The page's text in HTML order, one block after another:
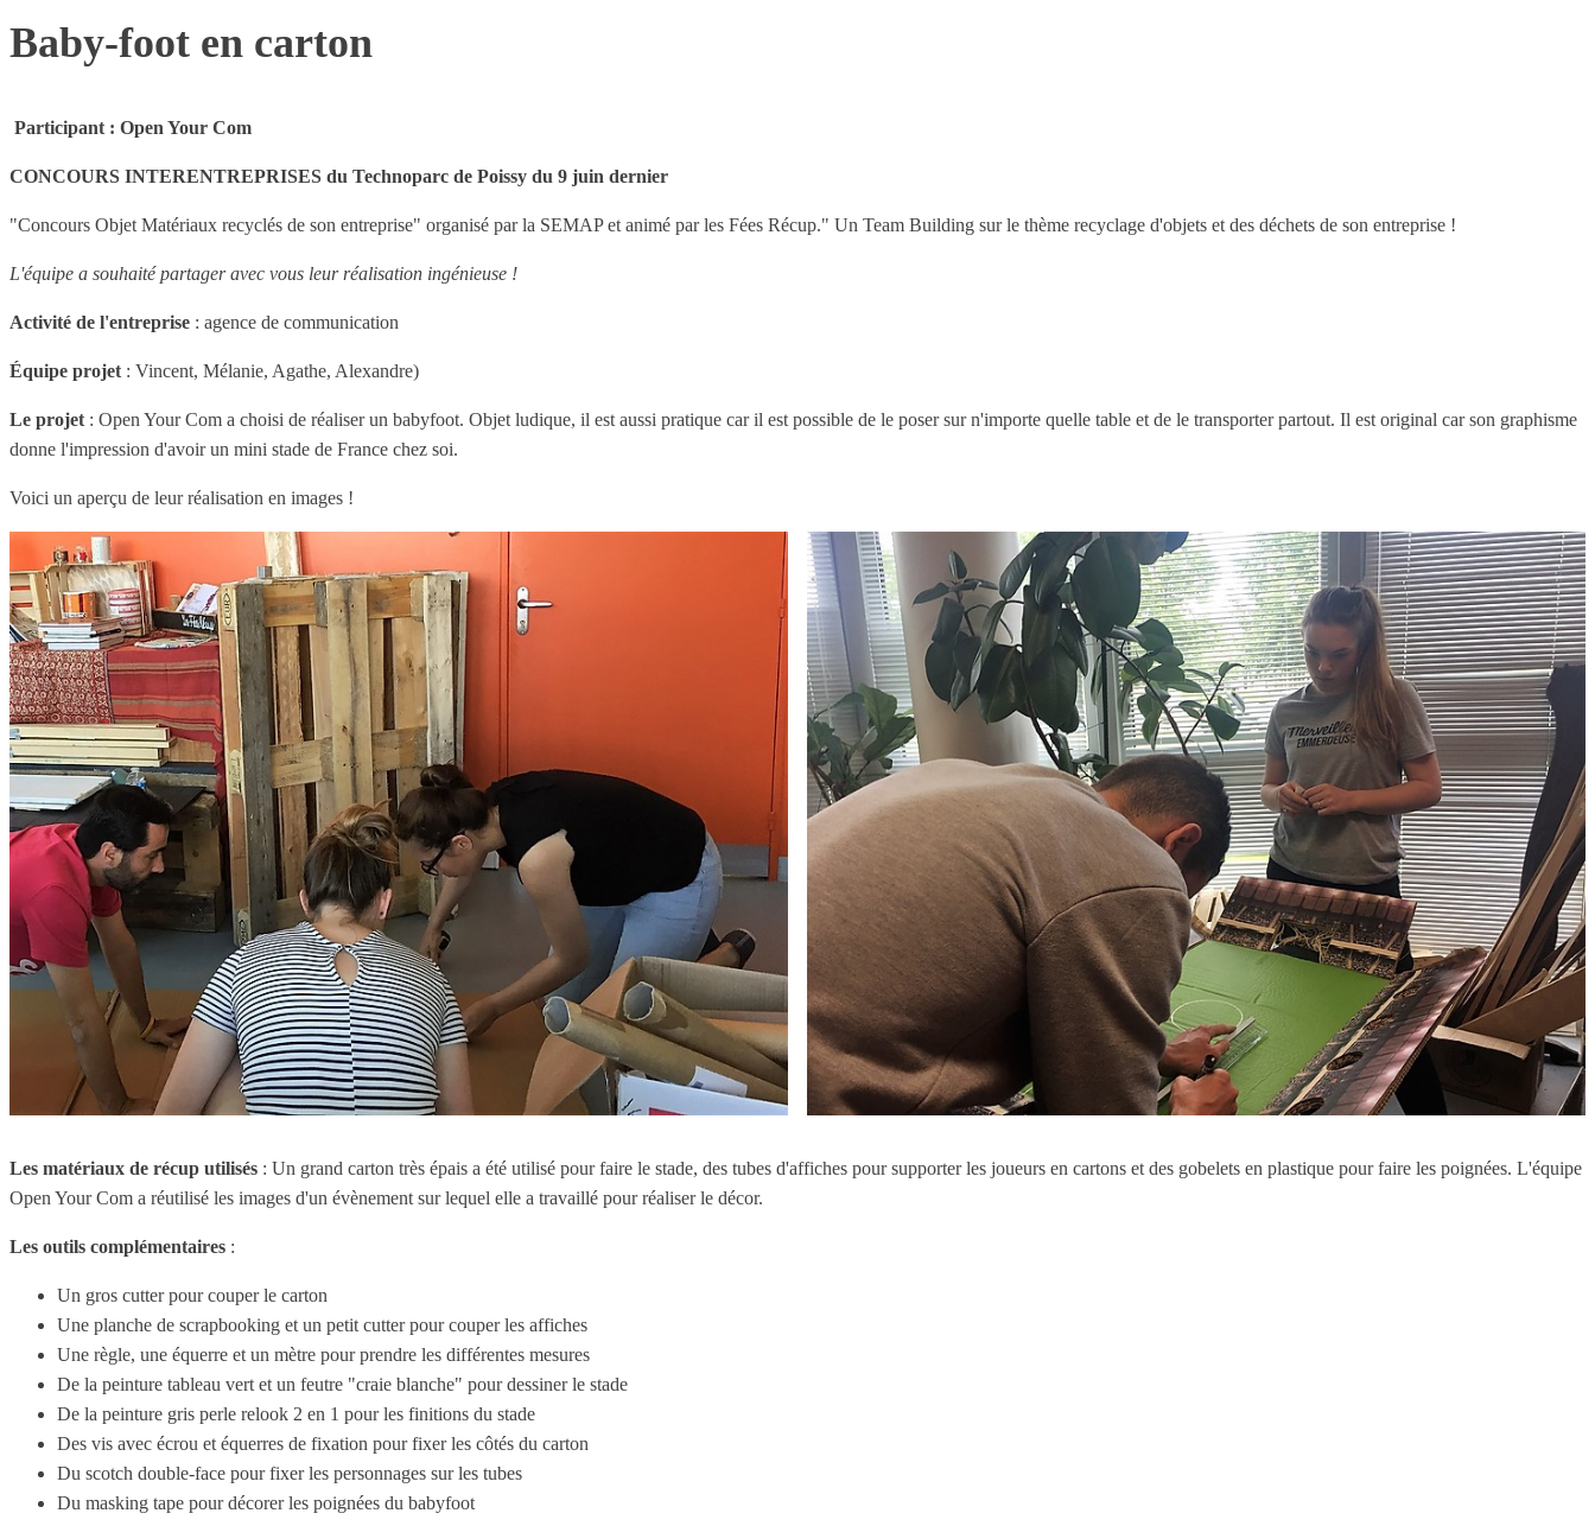
Baby-foot en carton
Participant : Open Your Com
CONCOURS INTERENTREPRISES du Technoparc de Poissy du 9 juin dernier
"Concours Objet Matériaux recyclés de son entreprise" organisé par la SEMAP et animé par les Fées Récup." Un Team Building sur le thème recyclage d'objets et des déchets de son entreprise !
L'équipe a souhaité partager avec vous leur réalisation ingénieuse !
Activité de l'entreprise : agence de communication
Équipe projet : Vincent, Mélanie, Agathe, Alexandre)
Le projet : Open Your Com a choisi de réaliser un babyfoot. Objet ludique, il est aussi pratique car il est possible de le poser sur n'importe quelle table et de le transporter partout. Il est original car son graphisme
donne l'impression d'avoir un mini stade de France chez soi.
Voici un aperçu de leur réalisation en images !
Les matériaux de récup utilisés : Un grand carton très épais a été utilisé pour faire le stade, des tubes d'affiches pour supporter les joueurs en cartons et des gobelets en plastique pour faire les poignées. L'équipe
Open Your Com a réutilisé les images d'un évènement sur lequel elle a travaillé pour réaliser le décor.
Les outils complémentaires :
Un gros cutter pour couper le carton
Une planche de scrapbooking et un petit cutter pour couper les affiches
Une règle, une équerre et un mètre pour prendre les différentes mesures
De la peinture tableau vert et un feutre "craie blanche" pour dessiner le stade
De la peinture gris perle relook 2 en 1 pour les finitions du stade
Des vis avec écrou et équerres de fixation pour fixer les côtés du carton
Du scotch double-face pour fixer les personnages sur les tubes
Du masking tape pour décorer les poignées du babyfoot